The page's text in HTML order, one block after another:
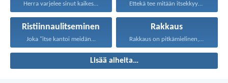
Herra varjelee sinut kaikesta... Ettekä tee mitään itsekkyydestä...
Ristiinnaulitseminen
Joka "itse kantoi meidän...
Rakkaus
Rakkaus on pitkämielinen, rakkaus...
Lisää aiheita…